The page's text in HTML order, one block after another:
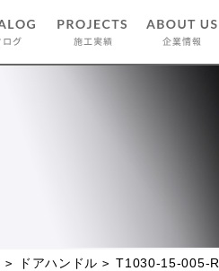
ドアハンドル T1030-15-005-R